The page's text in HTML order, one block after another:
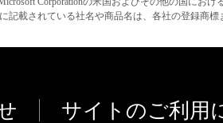
記を「1 ～ 9999999」に変更
法] 選択時の禁則条件を変更し
ライバー Ver.12.72から
記載されている社名や商品名は、各社の登録商標
サイトのご利用